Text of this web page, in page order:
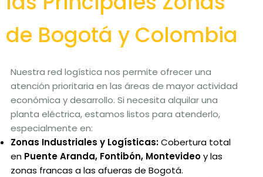
de Bogotá y Colombia
Nuestra red logística nos permite ofrecer una
atención prioritaria en las áreas de mayor actividad
económica y desarrollo. Si necesita alquilar una
planta eléctrica, estamos listos para atenderlo,
especialmente en:
Zonas Industriales y Logísticas:Cobertura total
en Puente Aranda, Fontibón, Montevideoy las
zonas francas a las afueras de Bogotá.